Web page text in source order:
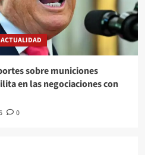
sobre municiones
en las negociaciones con
0